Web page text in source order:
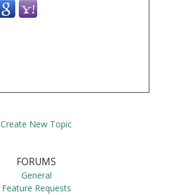
Create New Topic
FORUMS
General
Feature Requests